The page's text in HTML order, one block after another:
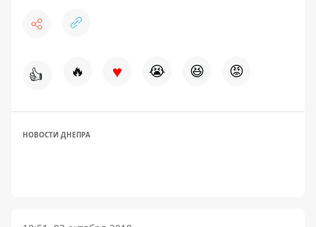
👍 🔥 ♥ 😭 😆 😡
НОВОСТИ ДНЕПРА